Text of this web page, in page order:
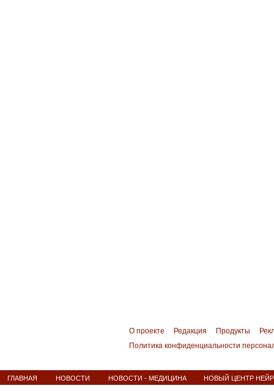
О проекте Редакция Продукты
Политика конфиденциальности
ГЛАВНАЯ НОВОСТИ НОВОСТИ - МЕДИЦИНА НОВЫЙ ЦЕНТР